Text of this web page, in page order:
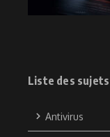
Liste des sujets
Antivirus